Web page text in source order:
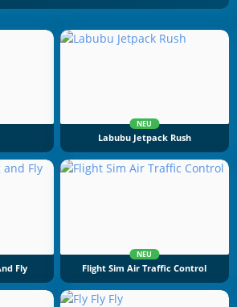
NEU
Labubu Jetpack Rush
Fly
NEU
Flight Sim Air Traffic Control